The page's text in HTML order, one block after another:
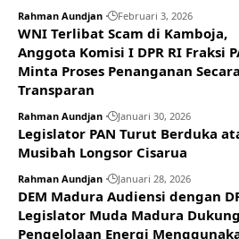
Rahman Aundjan Februari 3, 2026
WNI Terlibat Scam di Kamboja,
Anggota Komisi I DPR RI Fraksi
Minta Proses Penanganan Secara
Transparan
Rahman Aundjan Januari 30, 2026
Legislator PAN Turut Berduka
Musibah Longsor Cisarua
Rahman Aundjan Januari 28, 2026
DEM Madura Audiensi dengan
Legislator Muda Madura Dukung
Pengelolaan Energi